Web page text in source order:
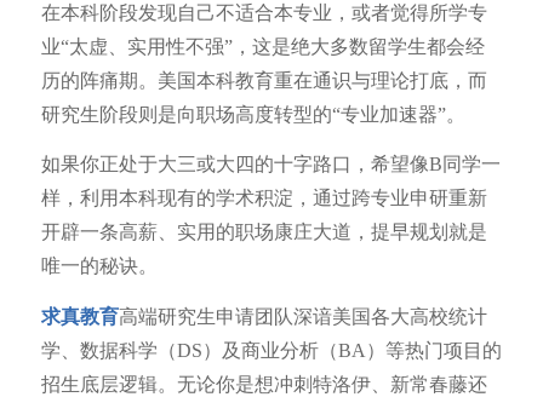
在本科阶段发现自己不适合本专业，或者觉得所学专
业“太虚、实用性不强”，这是绝大多数留学生都会经
历的阵痛期。美国本科教育重在通识与理论打底，而
研究生阶段则是向职场高度转型的“专业加速器”。
如果你正处于大三或大四的十字路口，希望像B同学一
样，利用本科现有的学术积淀，通过跨专业申研重新
开辟一条高薪、实用的职场康庄大道，提早规划就是
唯一的秘诀。
求真教育高端研究生申请团队深谙美国各大高校统计
学、数据科学（DS）及商业分析（BA）等热门项目的
招生底层逻辑。无论你是想冲刺特洛伊、新常春藤还